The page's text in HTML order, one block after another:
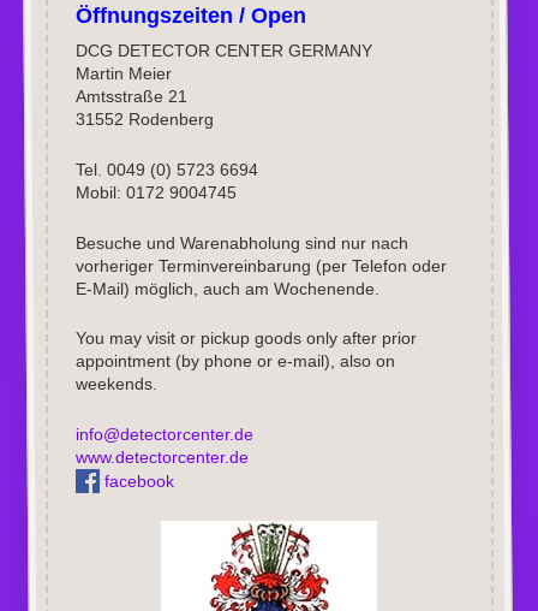
Öffnungszeiten / Open
DCG DETECTOR CENTER GERMANY
Martin Meier
Amtsstraße 21
31552 Rodenberg
Tel. 0049 (0) 5723 6694
Mobil: 0172 9004745
Besuche und Warenabholung sind nur nach
vorheriger Terminvereinbarung (per Telefon oder
E-Mail) möglich, auch am Wochenende.
You may visit or pickup goods only after prior
appointment (by phone or e-mail), also on
weekends.
info@detectorcenter.de
www.detectorcenter.de
facebook